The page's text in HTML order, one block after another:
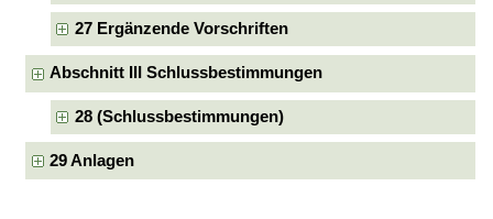
27 Ergänzende Vorschriften
Abschnitt III Schlussbestimmungen
28 (Schlussbestimmungen)
29 Anlagen